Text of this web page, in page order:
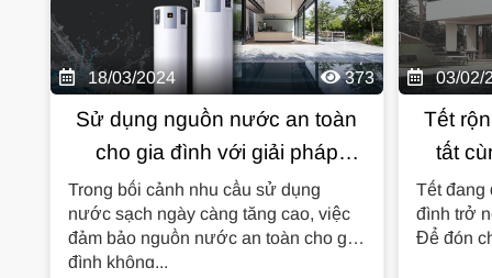
18/03/2024 373
Sử dụng nguồn nước an toàn
cho gia đình với giải pháp
nước trung tâm Deluxe Home
Trong bối cảnh nhu cầu sử dụng
nước sạch ngày càng tăng cao, việc
đảm bảo nguồn nước an toàn cho gia
đình không...
03/02/
Tết
tất
Tết đang
đình trở
Để đón